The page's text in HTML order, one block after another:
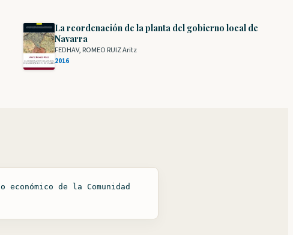
La reordenación de la planta del gobierno local de
Navarra
FEDHAV, ROMEO RUIZ Aritz
2016
económico de la Comunidad